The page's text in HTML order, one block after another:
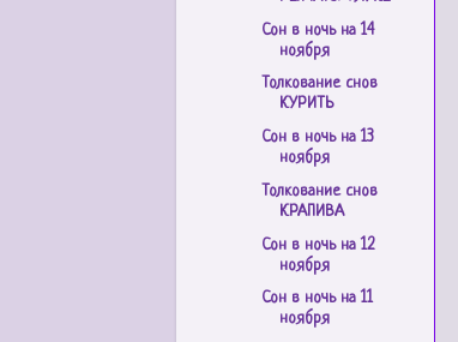
Сон в ночь на 14
ноября
Толкование снов
КУРИТЬ
Сон в ночь на 13
ноября
Толкование снов
КРАПИВА
Сон в ночь на 12
ноября
Сон в ночь на 11
ноября